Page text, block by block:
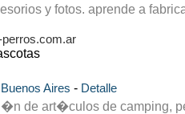
y fotos. aprende a
Buenos Aires - Detalle
de art�culos de camping,